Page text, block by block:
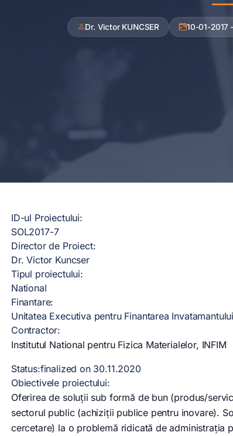
Dr. Victor KUNCSER 10-01-2017
ID-ul Proiectului:
SOL2017-7
Director de Proiect:
Dr. Victor Kuncser
Tipul proiectului:
National
Finantare:
Unitatea Executiva pentru Finantarea
Contractor:
Institutul National pentru Fizica Materialelor, INFIM
Status:finalized on 30.11.2020
Obiectivele proiectului:
Oferirea de soluţii sub formă de bun (produs/
sectorul public (achiziţii publice pentru inovare).
cercetare) la o problemă ridicată de administraţia